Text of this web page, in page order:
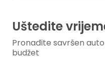
Uštedite
Pronađite savršen
budžet